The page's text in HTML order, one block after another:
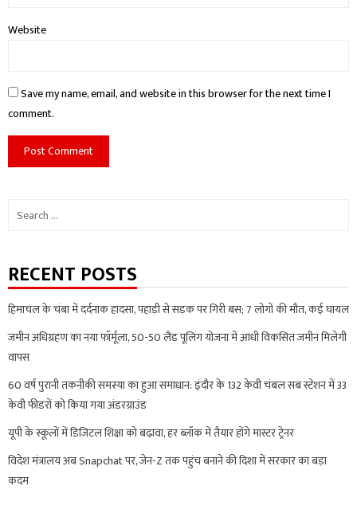
Website
Save my name, email, and website in this browser for the next time I
comment.
Search
RECENT POSTS
हिमाचल के चंबा में दर्दनाक हादसा, पहाड़ी से सड़क पर गिरी बस; 7 लोगों की मौत, कई घायल
जमीन अधिग्रहण का नया फॉर्मूला, 50-50 लैंड पूलिंग योजना में आधी विकसित जमीन मिलेगी
वापस
60 वर्ष पुरानी तकनीकी समस्या का हुआ समाधान: इंदौर के 132 केवी चंबल सब स्टेशन में 33
केवी फीडरों को किया गया अंडरग्राउंड
यूपी के स्कूलों में डिजिटल शिक्षा को बढ़ावा, हर ब्लॉक में तैयार होंगे मास्टर ट्रेनर
विदेश मंत्रालय अब Snapchat पर, जेन-Z तक पहुंच बनाने की दिशा में सरकार का बड़ा
कदम